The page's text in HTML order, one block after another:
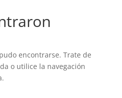
encontrarse. Trate de
o utilice la navegación